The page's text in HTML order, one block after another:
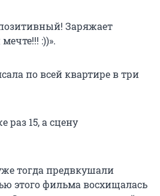
Заряжает
:))».
по всей квартире в три
15, а сцену
тогда предвкушали
этого фильма восхищалась